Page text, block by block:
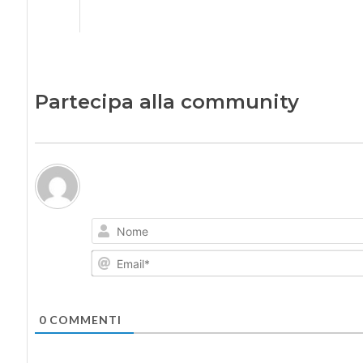
Partecipa alla community
0COMMENTI